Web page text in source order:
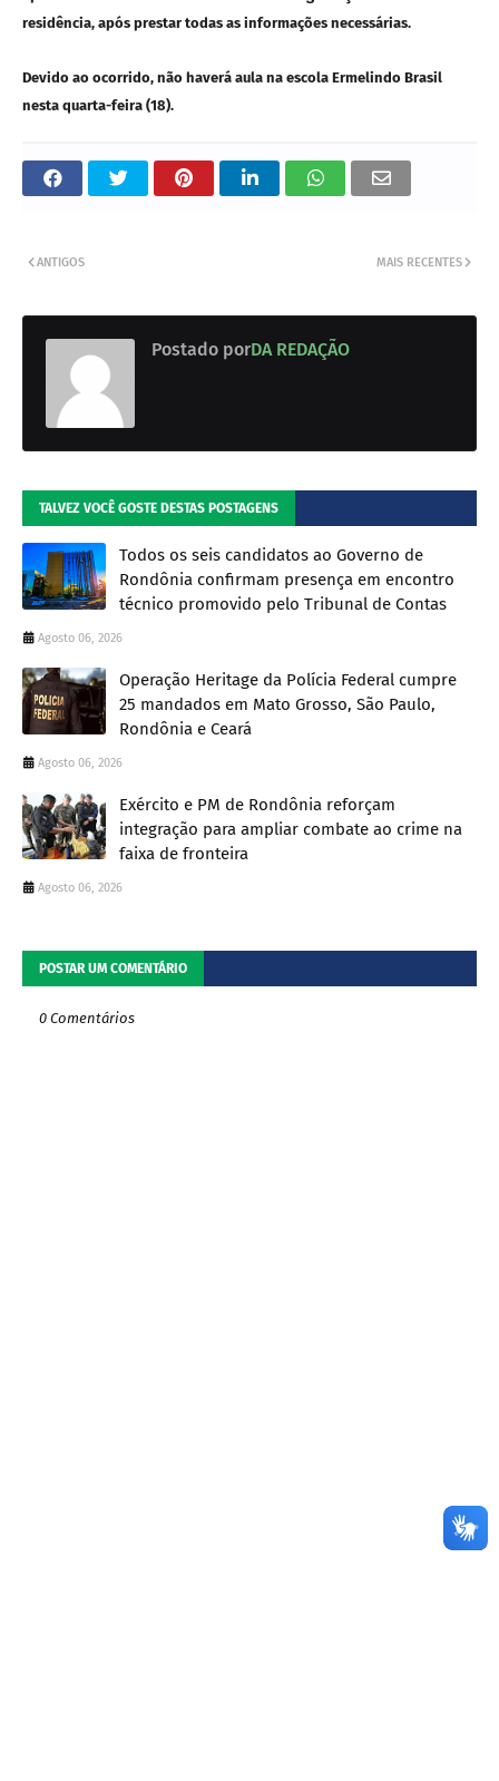
residência, após prestar todas as informações necessárias.
Devido ao ocorrido, não haverá aula na escola Ermelindo Brasil
nesta quarta-feira (18).
MAIS RECENTES
ANTIGOS
Postado porDA REDAÇÃO
TALVEZ VOCÊ GOSTE DESTAS POSTAGENS
Todos os seis candidatos ao Governo de
Rondônia confirmam presença em encontro
técnico promovido pelo Tribunal de Contas
Agosto 06, 2026
Operação Heritage da Polícia Federal cumpre
25 mandados em Mato Grosso, São Paulo,
Rondônia e Ceará
Agosto 06, 2026
Exército e PM de Rondônia reforçam
integração para ampliar combate ao crime na
faixa de fronteira
Agosto 06, 2026
POSTAR UM COMENTÁRIO
0 Comentários